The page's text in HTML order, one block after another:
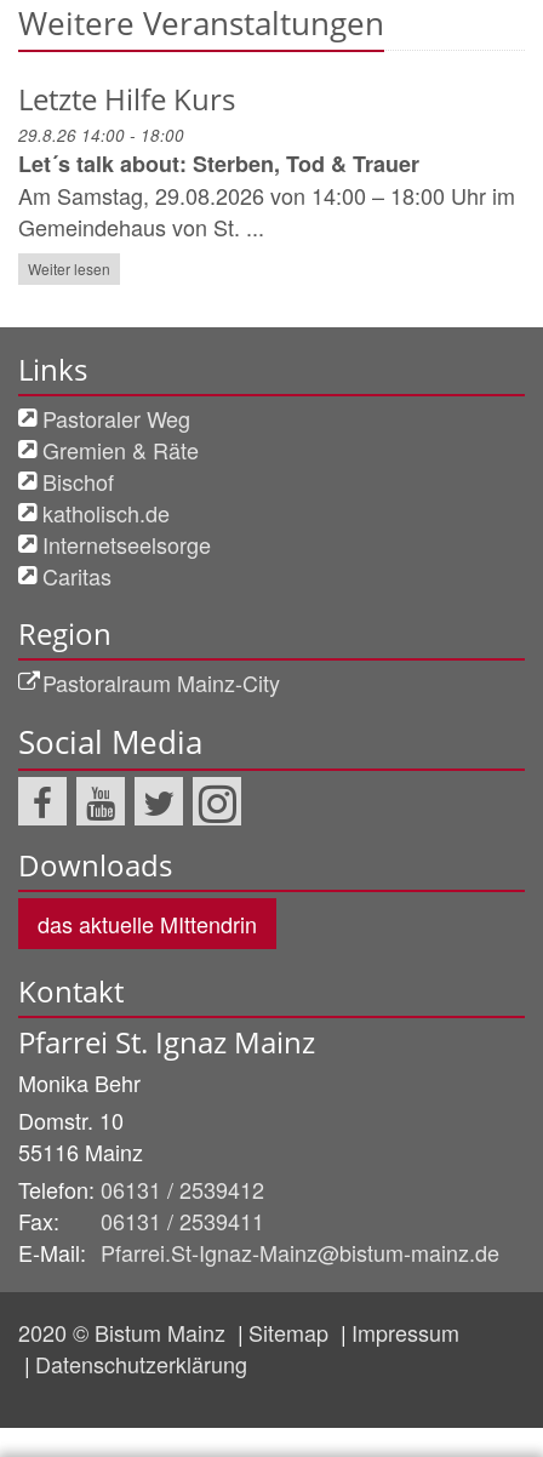
Weitere Veranstaltungen
Letzte Hilfe Kurs
29.8.26 14:00 - 18:00
Let´s talk about: Sterben, Tod & Trauer
Am Samstag, 29.08.2026 von 14:00 – 18:00 Uhr im
Gemeindehaus von St. ...
Weiter lesen
Links
Pastoraler Weg
Gremien & Räte
Bischof
katholisch.de
Internetseelsorge
Caritas
Region
Pastoralraum Mainz-City
Social Media
Downloads
das aktuelle MIttendrin
Kontakt
Pfarrei St. Ignaz Mainz
Monika Behr
Domstr. 10
55116 Mainz
Telefon: 06131 / 2539412
Fax:
06131 / 2539411
E-Mail: Pfarrei.St-Ignaz-Mainz@bistum-mainz.de
2020 © Bistum Mainz Sitemap
Impressum
Datenschutzerklärung